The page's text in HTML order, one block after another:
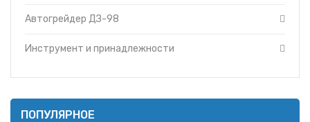
Система смазки ДЗ-98.38.00.000-01
Топливная система ДЗ-98В.31.00.000-01
Топливная система ДЗ-98В.31.00.000-07
Топливная система ДЗ-98В9.31.00.000
Топливная система ДЗ-98В9.31.00.000
Автогрейдер ДЗ-98
Инструмент и принадлежности
ПОПУЛЯРНОЕ